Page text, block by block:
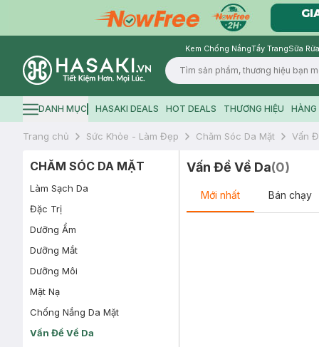
Kem Chống NắngTẩy TrangSữa
Logo
Hamburger icon
DANH MỤC HASAKI DEALS HOT DEALS THƯƠNG HIỆU HÀNG
Trang chủ Sức Khỏe - Làm Đẹp Chăm Sóc Da Mặt Vấn
CHĂM SÓC DA MẶT
Làm Sạch Da
Đặc Trị
Dưỡng Ẩm
Dưỡng Mắt
Dưỡng Môi
Mặt Nạ
Chống Nắng Da Mặt
Vấn Đề Về Da
Vấn Đề Về Da(0)
Mới nhất Bán chạy